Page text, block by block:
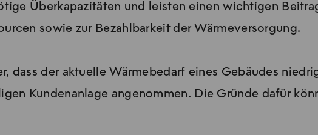
Norm-Heizlast dient als Grundlage für die
Anschlussleistung.
o. ä. verändern können,
wenn entsprechende Änderungen eingetreten
Überkapazitäten und leisten einen wichtigen
sowie zur Bezahlbarkeit der Wärmeversorgung.
dass der aktuelle Wärmebedarf eines Gebäudes
Kundenanlage angenommen. Die Gründe dafür